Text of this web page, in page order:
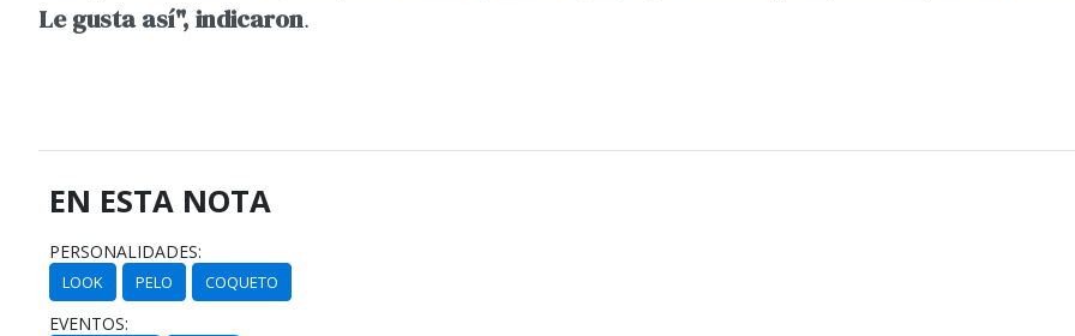
Le gusta así", indicaron.
EN ESTA NOTA
PERSONALIDADES:
LOOK PELO COQUETO
EVENTOS: